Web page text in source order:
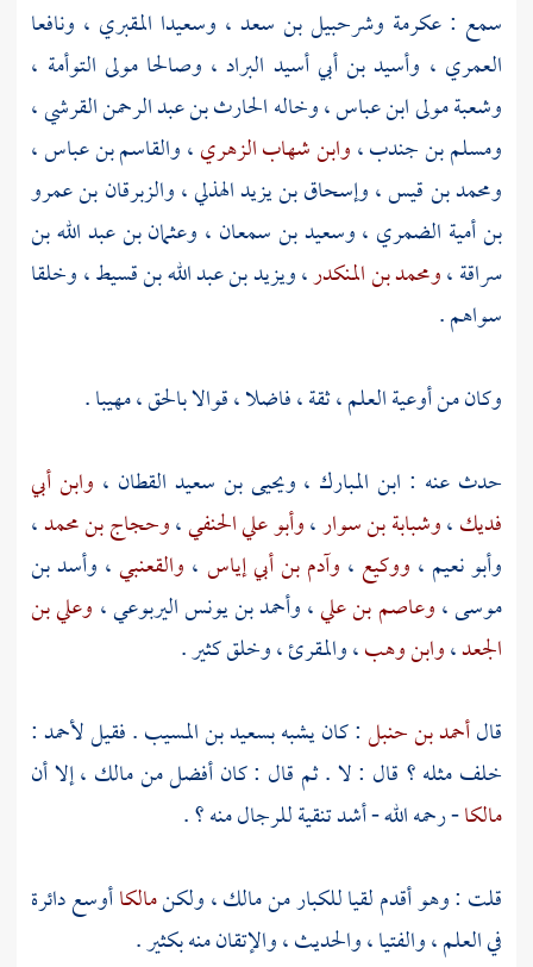
سمع :عكرمة وشرحبيل بن سعد ، وسعيدا المقبري ، ونافعا
العمري ، وأسيد بن أبي أسيد البراد ، وصالحا مولى التوأمة ،
وشعبة مولى ابن عباس، وخالهالحارث بن عبد الرحمن القرشي،
ومسلم بن جندب،وابن شهاب الزهري،والقاسم بن عباس،
ومحمد بن قيس،وإسحاق بن يزيد الهذلي،والزبرقان بن عمرو
بن أمية الضمري ،وسعيد بن سمعان ، وعثمان بن عبد الله بن
سراقة،ومحمد بن المنكدر،ويزيد بن عبد الله بن قسيط، وخلقا
سواهم .
وكان من أوعية العلم ، ثقة ، فاضلا ، قوالا بالحق ، مهيبا .
حدث عنه : ابن المبارك ، ويحيى بن سعيد القطان ، وابن أبي
فديك،وشبابة بن سوار،وأبو علي الحنفي،وحجاج بن محمد،
وأبو نعيم ، ووكيع ، وآدم بن أبي إياس ، والقعنبي، وأسد بن
موسى،وعاصم بن علي،وأحمد بن يونس اليربوعي، وعلي بن
الجعد،وابن وهب،والمقرئ، وخلق كثير .
قالأحمد بن حنبل: كان يشبهبسعيد بن المسيب. فقيللأحمد:
خلفمثله ؟ قال : لا . ثم قال : كان أفضل منمالك ، إلا أن
مالكا- رحمه الله - أشد تنقية للرجال منه ؟ .
قلت : وهو أقدم لقيا للكبار منمالك، ولكنمالكاأوسع دائرة
في العلم ، والفتيا ، والحديث ، والإتقان منه بكثير .